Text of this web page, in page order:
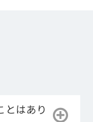
とはあり